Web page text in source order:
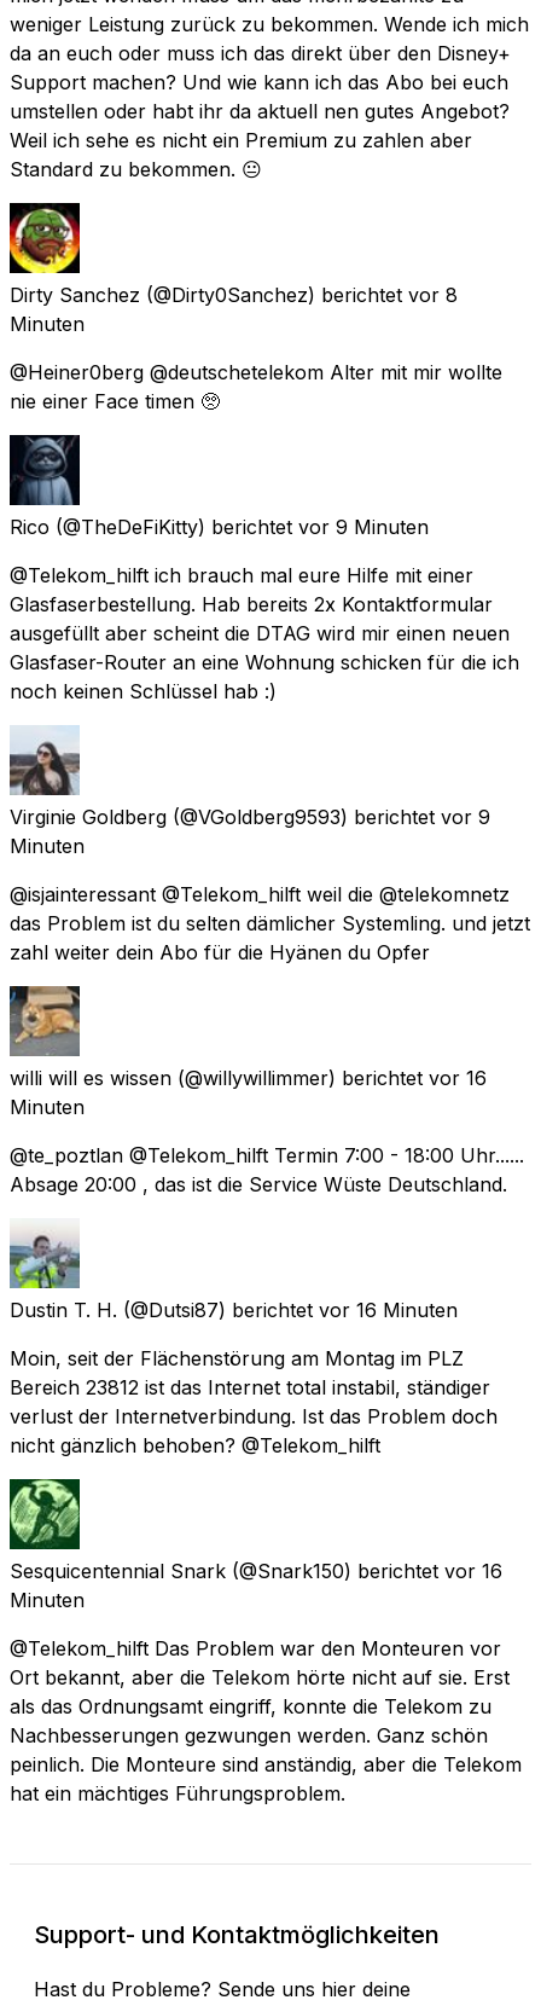
weniger Leistung zurück zu bekommen. Wende ich mich
da an euch oder muss ich das direkt über den Disney+
Support machen? Und wie kann ich das Abo bei euch
umstellen oder habt ihr da aktuell nen gutes Angebot?
Weil ich sehe es nicht ein Premium zu zahlen aber
Standard zu bekommen. 😐
Dirty Sanchez (@Dirty0Sanchez) berichtet vor 8
Minuten
@Heiner0berg @deutschetelekom Alter mit mir wollte
nie einer Face timen 🥺
Rico (@TheDeFiKitty) berichtet vor 9 Minuten
@Telekom_hilft ich brauch mal eure Hilfe mit einer
Glasfaserbestellung. Hab bereits 2x Kontaktformular
ausgefüllt aber scheint die DTAG wird mir einen neuen
Glasfaser-Router an eine Wohnung schicken für die ich
noch keinen Schlüssel hab :)
Virginie Goldberg (@VGoldberg9593) berichtet vor 9
Minuten
@isjainteressant @Telekom_hilft weil die @telekomnetz
das Problem ist du selten dämlicher Systemling. und jetzt
zahl weiter dein Abo für die Hyänen du Opfer
willi will es wissen (@willywillimmer) berichtet vor 16
Minuten
@te_poztlan @Telekom_hilft Termin 7:00 - 18:00 Uhr......
Absage 20:00 , das ist die Service Wüste Deutschland.
Dustin T. H. (@Dutsi87) berichtet vor 16 Minuten
Moin, seit der Flächenstörung am Montag im PLZ
Bereich 23812 ist das Internet total instabil, ständiger
verlust der Internetverbindung. Ist das Problem doch
nicht gänzlich behoben? @Telekom_hilft
Sesquicentennial Snark (@Snark150) berichtet vor 16
Minuten
@Telekom_hilft Das Problem war den Monteuren vor
Ort bekannt, aber die Telekom hörte nicht auf sie. Erst
als das Ordnungsamt eingriff, konnte die Telekom zu
Nachbesserungen gezwungen werden. Ganz schön
peinlich. Die Monteure sind anständig, aber die Telekom
hat ein mächtiges Führungsproblem.
Support- und Kontaktmöglichkeiten
Hast du Probleme? Sende uns hier deine